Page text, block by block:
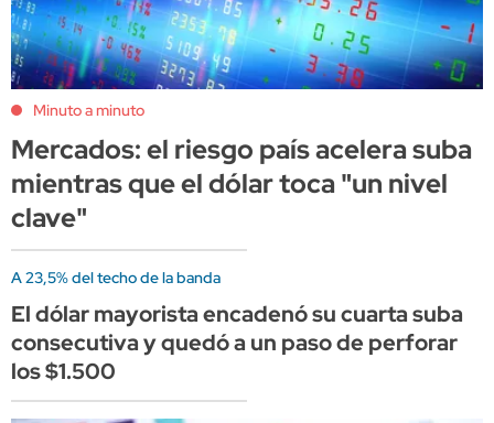
Minuto a minuto
Mercados: el riesgo país acelera suba
mientras que el dólar toca "un nivel
clave"
A 23,5% del techo de la banda
El dólar mayorista encadenó su cuarta suba
consecutiva y quedó a un paso de perforar
los $1.500